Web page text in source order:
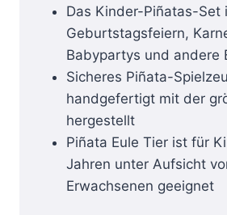
Das Kinder-Piñatas-Set
Geburtstagsfeiern,
Babypartys und andere
Sicheres Piñata-
handgefertigt mit der
hergestellt
Piñata Eule Tier ist für
Jahren unter Aufsicht
Erwachsenen geeignet